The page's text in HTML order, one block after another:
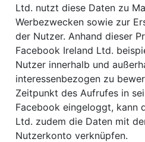
Ltd. nutzt diese Daten zu
Werbezwecken sowie zur
der Nutzer. Anhand dieser
Facebook Ireland Ltd.
Nutzer innerhalb und
interessenbezogen zu
Zeitpunkt des Aufrufes in
Facebook eingeloggt, kann
Ltd. zudem die Daten mit
Nutzerkonto verknüpfen.